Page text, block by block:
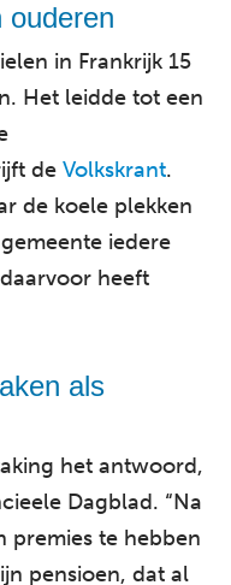
ouderen
in Frankrijk 15
Het leidde tot een
de Volkskrant.
de koele plekken
iedere
heeft
als
het antwoord,
Dagblad. “Na
premies te hebben
pensioen, dat al